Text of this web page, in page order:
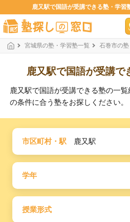
鹿又駅で国語が受講できる塾・学習
宮城県の塾・学習塾一覧 石巻市の
鹿又駅で国語が受講で
鹿又駅で国語が受講できる塾の一
の条件に合う塾をお探しください。
市区町村・駅 鹿又駅
学年
授業形式